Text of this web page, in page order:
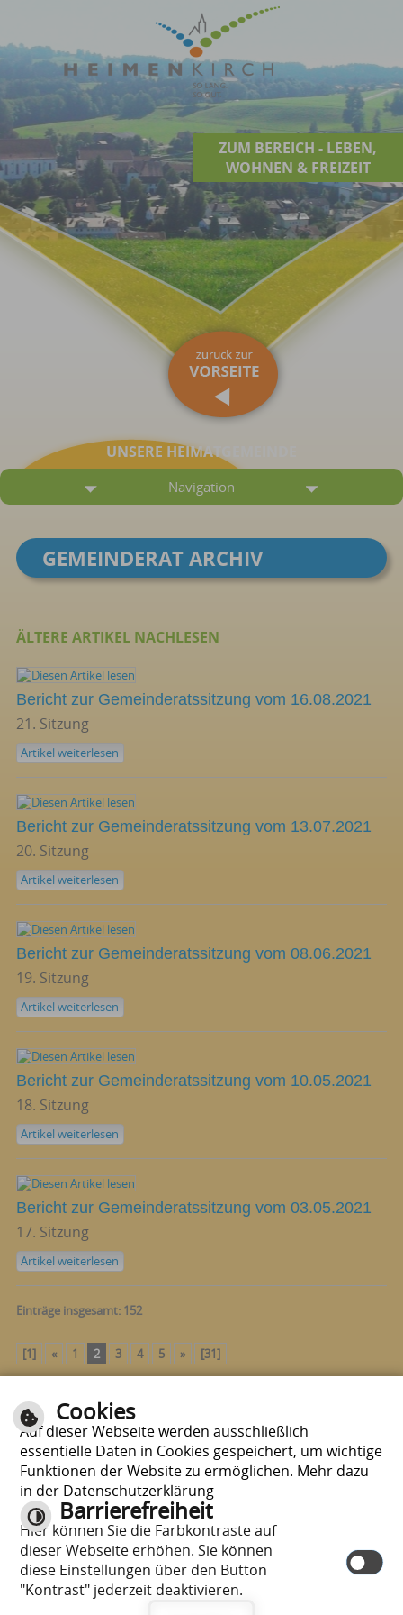
ZUM BEREICH - LEBEN,
WOHNEN & FREIZEIT
UNSERE HEIMATGEMEINDE
Navigation
GEMEINDERAT ARCHIV
ÄLTERE ARTIKEL NACHLESEN
Bericht zur Gemeinderatssitzung vom 16.08.2021
21. Sitzung
Artikel weiterlesen
Bericht zur Gemeinderatssitzung vom 13.07.2021
20. Sitzung
Artikel weiterlesen
Bericht zur Gemeinderatssitzung vom 08.06.2021
19. Sitzung
Artikel weiterlesen
Bericht zur Gemeinderatssitzung vom 10.05.2021
18. Sitzung
Artikel weiterlesen
Bericht zur Gemeinderatssitzung vom 03.05.2021
17. Sitzung
Artikel weiterlesen
Einträge insgesamt: 152
[1] « 1 2 3 4 5 » [31]
Seite drucken
E-Mail schreiben| Sitemap|Impressum |Datenschutzerklärung
Datenschutzhinweise
Cookies
Auf dieser Webseite werden ausschließlich
essentielle Daten in Cookies gespeichert, um wichtige
Funktionen der Website zu ermöglichen. Mehr dazu
in der Datenschutzerklärung
Barrierefreiheit
Hier können Sie die Farbkontraste auf
dieser Webseite erhöhen. Sie können
diese Einstellungen über den Button
"Kontrast" jederzeit deaktivieren.